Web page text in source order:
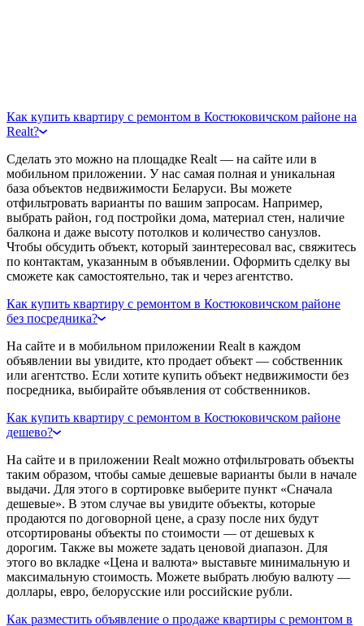
Как купить квартиру с ремонтом в Костюковичском районе на
Realt?
Сделать это можно на площадке Realt — на сайте или в
мобильном приложении. У нас самая полная и уникальная
база объектов недвижимости Беларуси. Вы можете
отфильтровать варианты по вашим запросам. Например,
выбрать район, год постройки дома, материал стен, наличие
балкона и даже высоту потолков и количество санузлов.
Чтобы обсудить объект, который заинтересовал вас, свяжитесь
по контактам, указанным в объявлении. Оформить сделку вы
сможете как самостоятельно, так и через агентство.
Как купить квартиру с ремонтом в Костюковичском районе
без посредника?
На сайте и в мобильном приложении Realt в каждом
объявлении вы увидите, кто продает объект — собственник
или агентство. Если хотите купить объект недвижимости без
посредника, выбирайте объявления от собственников.
Как купить квартиру с ремонтом в Костюковичском районе
дешево?
На сайте и в приложении Realt можно отфильтровать объекты
таким образом, чтобы самые дешевые варианты были в начале
выдачи. Для этого в сортировке выберите пункт «Сначала
дешевые». В этом случае вы увидите объекты, которые
продаются по договорной цене, а сразу после них будут
отсортированы объекты по стоимости — от дешевых к
дорогим. Также вы можете задать ценовой диапазон. Для
этого во вкладке «Цена и валюта» выставьте минимальную и
максимальную стоимость. Можете выбрать любую валюту —
доллары, евро, белорусские или российские рубли.
Как разместить объявление о продаже квартиры с ремонтом в